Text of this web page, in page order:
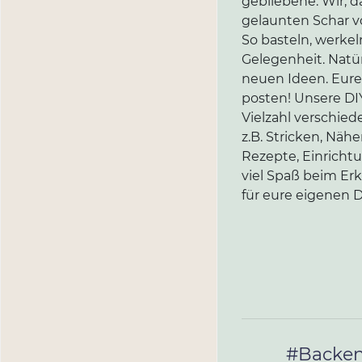
gelaunten Schar
So basteln,
Gelegenheit.
neuen Ideen.
posten! Unsere
Vielzahl
z.B. Stricken,
Rezepte,
viel Spaß beim
für eure eigenen